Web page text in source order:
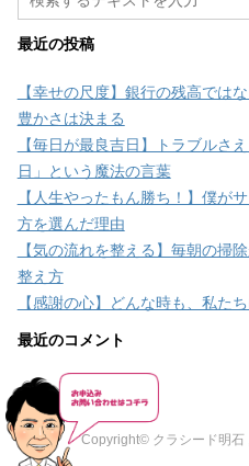
最近の投稿
【幸せの尺度】銀行の残高では
豊かさは決まる
【毎日が最良吉日】トラブルさ
日」という魔法の言葉
【人生やったもん勝ち！】僕が
方を選んだ理由
【気の流れを整える】毎朝の掃
整え方
【感謝の心】どんな時も、私た
最近のコメント
Copyright© クラシード明